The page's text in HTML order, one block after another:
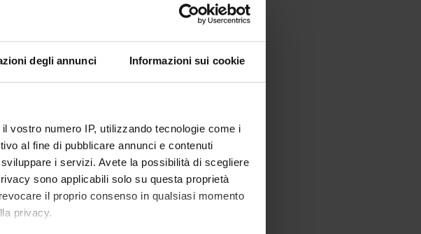
degli annunci Informazioni sui cookie
vostro numero IP, utilizzando tecnologie come i
al fine di pubblicare annunci e contenuti
i servizi. Avete la possibilità di scegliere
sono applicabili solo su questa proprietà
il proprio consenso in qualsiasi momento
privacy.